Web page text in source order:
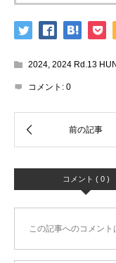
2024, 2024 Rd.13
コメント: 0
コメント ( 0 )
この記事へのコメント